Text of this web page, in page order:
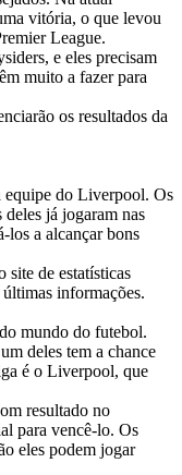
vitória, o que levou
League.
e eles precisam
muito a fazer para
os resultados da
equipe do Liverpool. Os
já jogaram nas
los a alcançar bons
site de estatísticas
informações.
mundo do futebol.
deles tem a chance
é o Liverpool, que
resultado no
para vencê-lo. Os
eles podem jogar